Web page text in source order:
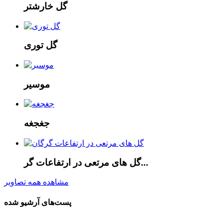
گل خارشتر
گل توری
موسیر
جغجغه
گل های مرتعی در ارتفاعات گر...
مشاهده همه تصاویر
پست‌های آرشیو شده